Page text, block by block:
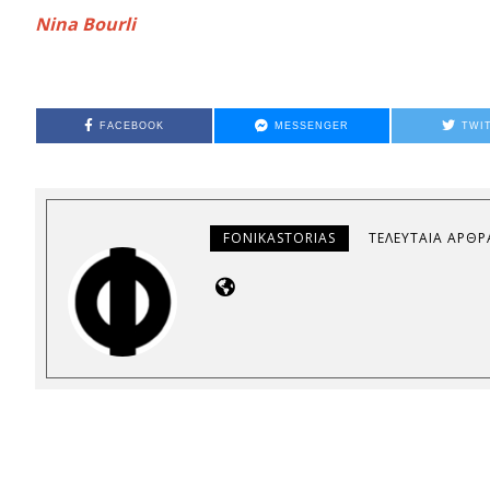
Nina Bourli
FACEBOOK MESSENGER
FONIKASTORIAS ΤΕΛΕΥΤΑΊΑ